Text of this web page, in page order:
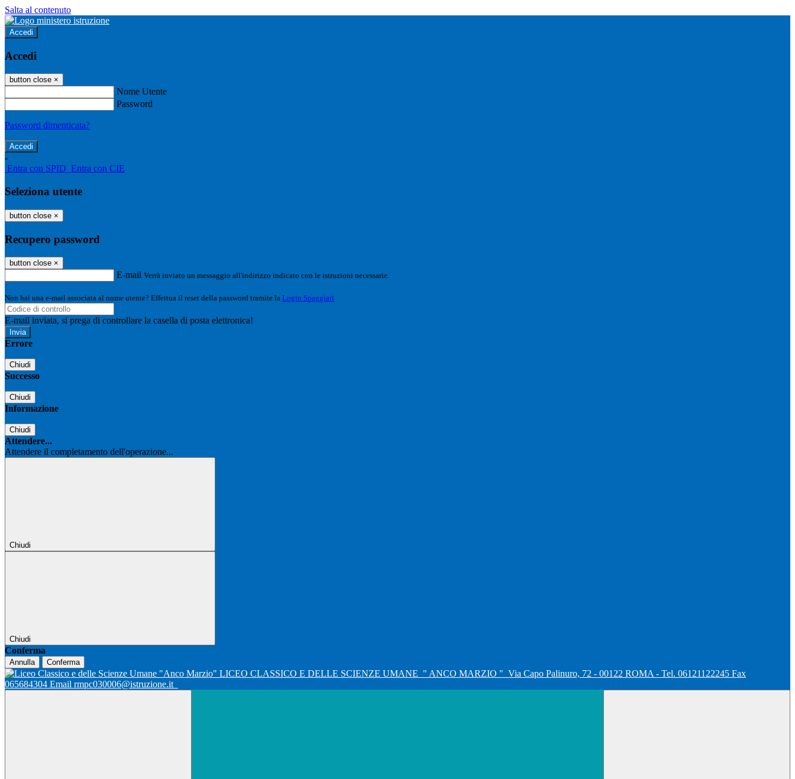
Salta al contenuto
Accedi
Accedi
button close ×
Nome Utente
Password
Password dimenticata?
-
Entra con SPID Entra con CIE
Seleziona utente
button close ×
Recupero password
button close ×
E-mail Verrà inviato un messaggio all'indirizzo indicato con le istruzioni necessarie.
Non hai una e-mail associata al nome utente? Effettua il reset della password tramite la Login Spaggiari
E-mail inviata, si prega di controllare la casella di posta elettronica!
Errore
Chiudi
Successo
Chiudi
Informazione
Chiudi
Attendere...
Attendere il completamento dell'operazione...
Chiudi
Chiudi
Conferma
Annulla Conferma
LICEO CLASSICO E DELLE SCIENZE UMANE " ANCO MARZIO " Via Capo Palinuro, 72 - 00122 ROMA - Tel. 06121122245 Fax
065684304 Email rmpc030006@istruzione.it